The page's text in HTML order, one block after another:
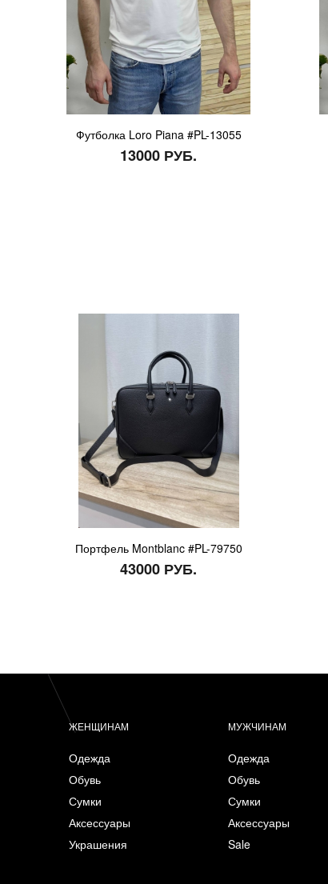
Футболка Loro Piana #PL-13055
13000 РУБ.
Портфель Montblanc #PL-79750
43000 РУБ.
ЖЕНЩИНАМ
Одежда
Обувь
Сумки
Аксессуары
Украшения
МУЖЧИНАМ
Одежда
Обувь
Сумки
Аксессуары
Sale